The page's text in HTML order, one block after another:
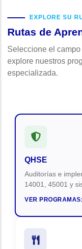
EXPLORE SU
Rutas de
Seleccione el
explore nuestros
especializada.
QHSE
Auditorías e
14001, 45001 y
VER PROGRAMAS